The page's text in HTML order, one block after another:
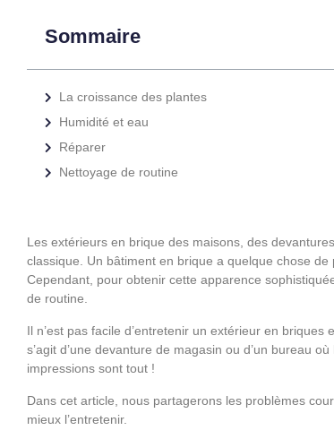
Sommaire
La croissance des plantes
Humidité et eau
Réparer
Nettoyage de routine
Les extérieurs en brique des maisons, des
classique. Un bâtiment en brique a quelque chose
Cependant, pour obtenir cette apparence
de routine.
Il n’est pas facile d’entretenir un extérieur en
s’agit d’une devanture de magasin ou d’un bureau
impressions sont tout !
Dans cet article, nous partagerons les problèmes
mieux l’entretenir.